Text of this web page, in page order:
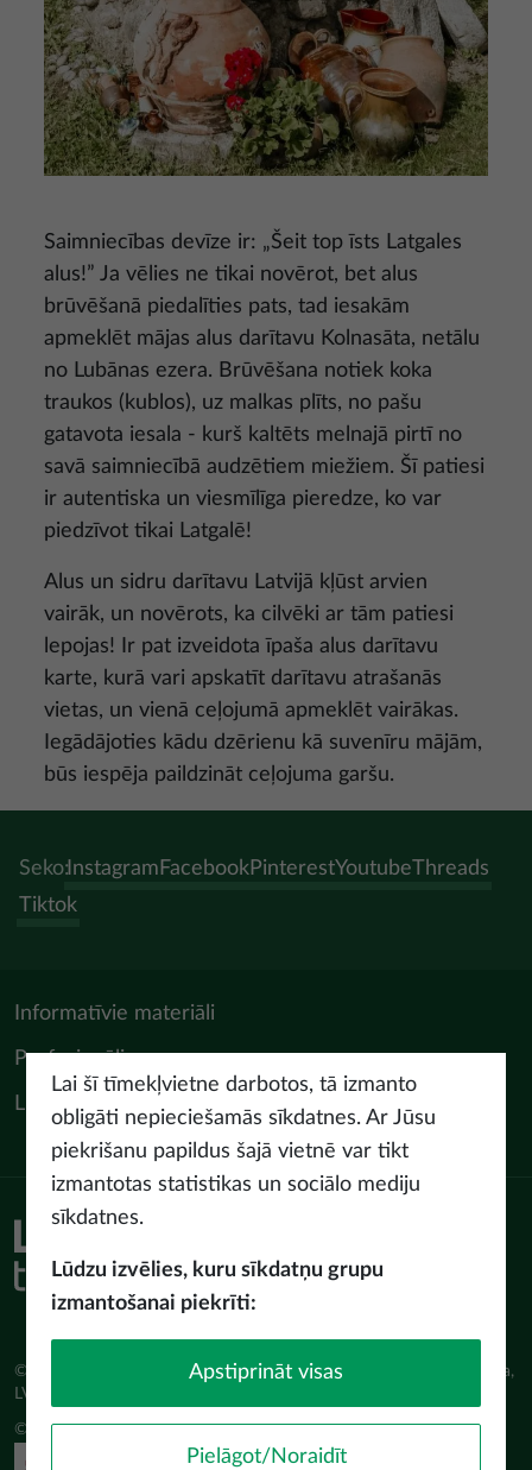
Saimniecības devīze ir: „Šeit top īsts Latgales
alus!” Ja vēlies ne tikai novērot, bet alus
brūvēšanā piedalīties pats, tad iesakām
apmeklēt mājas alus darītavu Kolnasāta, netālu
no Lubānas ezera. Brūvēšana notiek koka
traukos (kublos), uz malkas plīts, no pašu
gatavota iesala - kurš kaltēts melnajā pirtī no
savā saimniecībā audzētiem miežiem. Šī patiesi
ir autentiska un viesmīlīga pieredze, ko var
piedzīvot tikai Latgalē!
Alus un sidru darītavu Latvijā kļūst arvien
vairāk, un novērots, ka cilvēki ar tām patiesi
lepojas! Ir pat izveidota īpaša alus darītavu
karte, kurā vari apskatīt darītavu atrašanās
vietas, un vienā ceļojumā apmeklēt vairākas.
Iegādājoties kādu dzērienu kā suvenīru mājām,
būs iespēja paildzināt ceļojuma garšu.
Seko:Instagram FacebookPinterestYoutubeThreads
Tiktok
Informatīvie materiāli
Profesionāļiem
LIAA Tūrisma departaments
© Latvijas Investīciju un attīstības aģentūra (LIAA) Pērses iela 2, Rīga,
LV-1442 www.liaa.gov.lv
© 2026 latvia.travel. All rights reserved
Lietošanas noteikumi
Lai šī tīmekļvietne darbotos, tā izmanto
obligāti nepieciešamās sīkdatnes. Ar Jūsu
piekrišanu papildus šajā vietnē var tikt
izmantotas statistikas un sociālo mediju
sīkdatnes.
Lūdzu izvēlies, kuru sīkdatņu grupu
izmantošanai piekrīti:
Apstiprināt visas
Pielāgot/Noraidīt